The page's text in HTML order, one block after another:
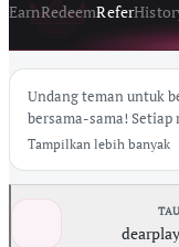
EarnRedeemRefer
Undang teman untuk
bersama-sama! Setiap
dekat ke bonus
Tampilkan lebih banyak